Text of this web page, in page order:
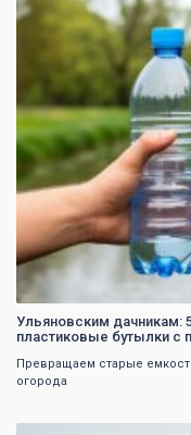
Ульяновским дачникам:
пластиковые бутылки с
Превращаем старые
огорода